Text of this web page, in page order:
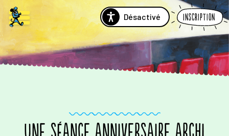
Désactivé Inscription